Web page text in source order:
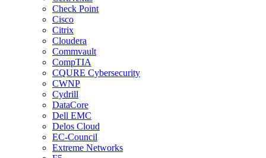
Check Point
Cisco
Citrix
Cloudera
Commvault
CompTIA
CQURE Cybersecurity
CWNP
Cydrill
DataCore
Dell EMC
Delos Cloud
EC-Council
Extreme Networks